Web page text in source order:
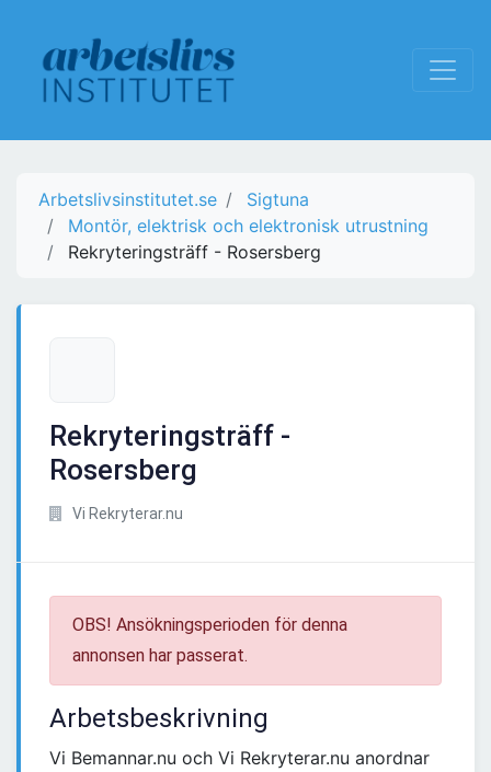
Arbetslivsinstitutet.se
Sigtuna
Montör, elektrisk och elektronisk utrustning
Rekryteringsträff - Rosersberg
Rekryteringsträff -
Rosersberg
Vi Rekryterar.nu
OBS! Ansökningsperioden för denna
annonsen har passerat.
Arbetsbeskrivning
Vi Bemannar.nu och Vi Rekryterar.nu anordnar